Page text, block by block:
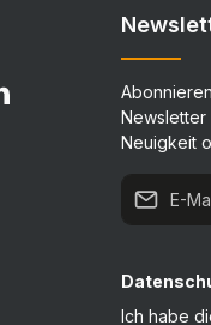
Neuigkeit
E-Mail-
Ich habe